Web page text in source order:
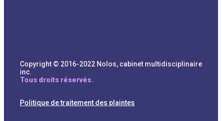
Copyright © 2016-2022 Nolos, cabinet multidisciplinaire
inc.
Tous droits réservés.
Politique de traitement des plaintes